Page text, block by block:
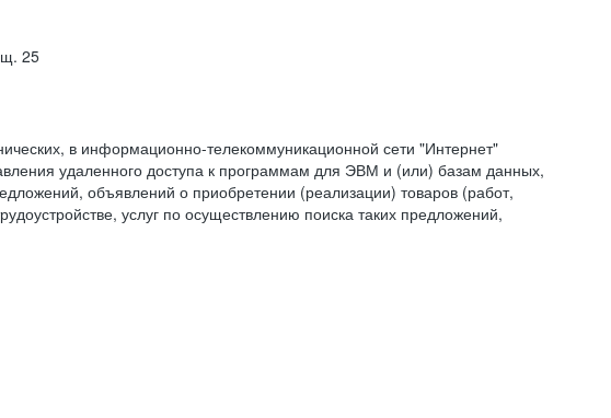
25
в информационно-телекоммуникационной сети "Интернет"
удаленного доступа к программам для ЭВМ и (или) базам данных,
объявлений о приобретении (реализации) товаров (работ,
услуг по осуществлению поиска таких предложений,